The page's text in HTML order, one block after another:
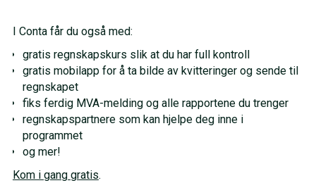
I Conta får du også med:
gratis regnskapskurs slik at du har full kontroll
gratis mobilapp for å ta bilde av kvitteringer og sende til
regnskapet
fiks ferdig MVA-melding og alle rapportene du trenger
regnskapspartnere som kan hjelpe deg inne i
programmet
og mer!
Kom i gang gratis.